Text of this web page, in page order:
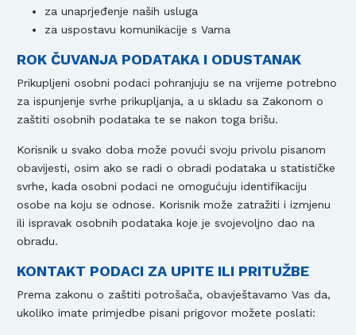
za unaprjeđenje naših usluga
za uspostavu komunikacije s Vama
ROK ČUVANJA PODATAKA I ODUSTANAK
Prikupljeni osobni podaci pohranjuju se na vrijeme potrebno
za ispunjenje svrhe prikupljanja, a u skladu sa Zakonom o
zaštiti osobnih podataka te se nakon toga brišu.
Korisnik u svako doba može povući svoju privolu pisanom
obavijesti, osim ako se radi o obradi podataka u statističke
svrhe, kada osobni podaci ne omogućuju identifikaciju
osobe na koju se odnose. Korisnik može zatražiti i izmjenu
ili ispravak osobnih podataka koje je svojevoljno dao na
obradu.
KONTAKT PODACI ZA UPITE ILI PRITUŽBE
Prema zakonu o zaštiti potrošača, obavještavamo Vas da,
ukoliko imate primjedbe pisani prigovor možete poslati: